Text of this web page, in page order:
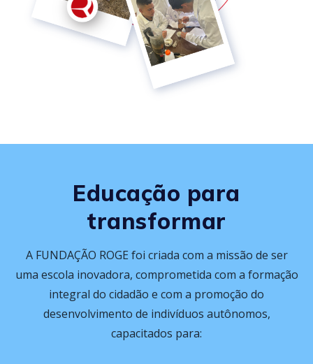
Educação para
transformar
A FUNDAÇÃO ROGE foi criada com a missão de ser
uma escola inovadora, comprometida com a formação
integral do cidadão e com a promoção do
desenvolvimento de indivíduos autônomos,
capacitados para: